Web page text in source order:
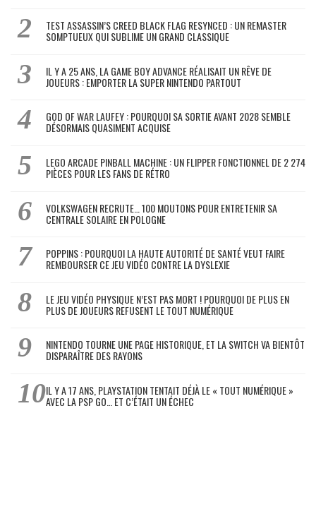
TEST ASSASSIN’S CREED BLACK FLAG RESYNCED : UN REMASTER
SOMPTUEUX QUI SUBLIME UN GRAND CLASSIQUE
IL Y A 25 ANS, LA GAME BOY ADVANCE RÉALISAIT UN RÊVE DE
JOUEURS : EMPORTER LA SUPER NINTENDO PARTOUT
GOD OF WAR LAUFEY : POURQUOI SA SORTIE AVANT 2028 SEMBLE
DÉSORMAIS QUASIMENT ACQUISE
LEGO ARCADE PINBALL MACHINE : UN FLIPPER FONCTIONNEL DE 2 274
PIÈCES POUR LES FANS DE RÉTRO
VOLKSWAGEN RECRUTE… 100 MOUTONS POUR ENTRETENIR SA
CENTRALE SOLAIRE EN POLOGNE
POPPINS : POURQUOI LA HAUTE AUTORITÉ DE SANTÉ VEUT FAIRE
REMBOURSER CE JEU VIDÉO CONTRE LA DYSLEXIE
LE JEU VIDÉO PHYSIQUE N’EST PAS MORT ! POURQUOI DE PLUS EN
PLUS DE JOUEURS REFUSENT LE TOUT NUMÉRIQUE
NINTENDO TOURNE UNE PAGE HISTORIQUE, ET LA SWITCH VA BIENTÔT
DISPARAÎTRE DES RAYONS
IL Y A 17 ANS, PLAYSTATION TENTAIT DÉJÀ LE « TOUT NUMÉRIQUE »
AVEC LA PSP GO… ET C’ÉTAIT UN ÉCHEC